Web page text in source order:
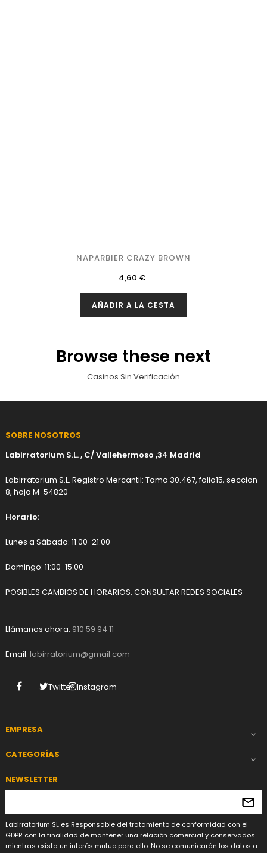
NAPARBIER CRAZY BROWN
Precio
4,60 €
AÑADIR A LA CESTA
Browse these next
Casinos Sin Verificación
SOBRE NOSOTROS
Labirratorium S.L. , C/ Vallehermoso ,34 Madrid
Labirratorium S.L. Registro Mercantil: Tomo 30.467, folio15, seccion
8, hoja M-54820
Horario:
Lunes a Sábado: 11:00-21:00
Domingo: 11:00-15:00
POSIBLES CAMBIOS DE HORARIOS, CONSULTAR REDES SOCIALES
Llámanos ahora: 910 59 94 11
Email: labirratorium@gmail.com
Facebook
Twitter Instagram
EMPRESA 
CATEGORÍAS 
NEWSLETTER
Labirratorium SL es Responsable del tratamiento de conformidad con el
GDPR con la finalidad de mantener una relación comercial y conservados
mientras exista un interés mutuo para ello. No se comunicarán los datos a